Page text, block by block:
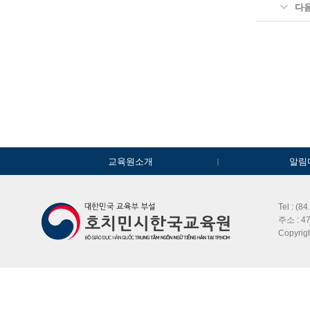
다
교육원소개 알림
Tel :
주소 :